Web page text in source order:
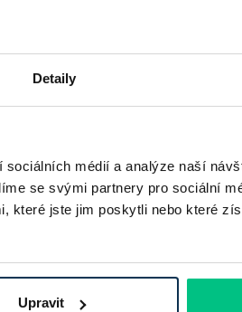
Detaily
médií a analýze naší
se svými partnery pro sociální
které jste jim poskytli nebo které
Upravit